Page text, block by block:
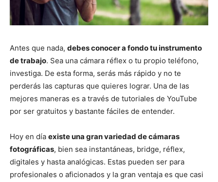
Antes que nada, debes conocer a fondo tu instrumento
de trabajo. Sea una cámara réflex o tu propio teléfono,
investiga. De esta forma, serás más rápido y no te
perderás las capturas que quieres lograr. Una de las
mejores maneras es a través de tutoriales de YouTube
por ser gratuitos y bastante fáciles de entender.
Hoy en día existe una gran variedad de cámaras
fotográficas, bien sea instantáneas, bridge, réflex,
digitales y hasta analógicas. Estas pueden ser para
profesionales o aficionados y la gran ventaja es que casi